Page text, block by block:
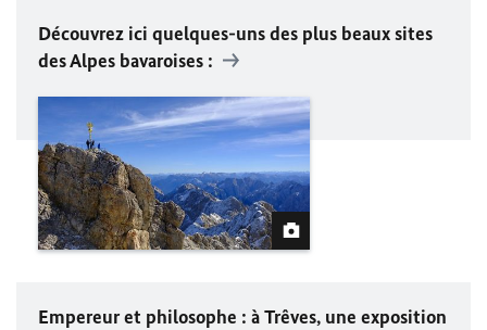
Découvrez ici quelques-uns des plus beaux sites
des Alpes bavaroises :
Empereur et philosophe : à Trêves, une exposition